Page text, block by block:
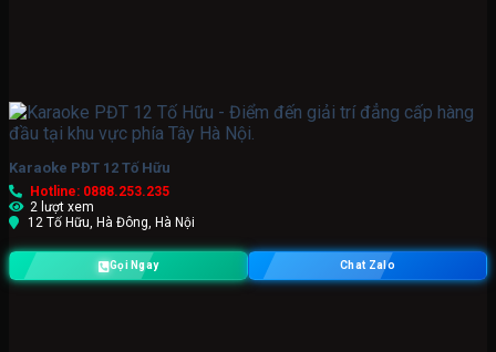
Karaoke PĐT 12 Tố Hữu
Hotline: 0888.253.235
2 lượt xem
12 Tố Hữu, Hà Đông, Hà Nội
Gọi Ngay Chat Zalo